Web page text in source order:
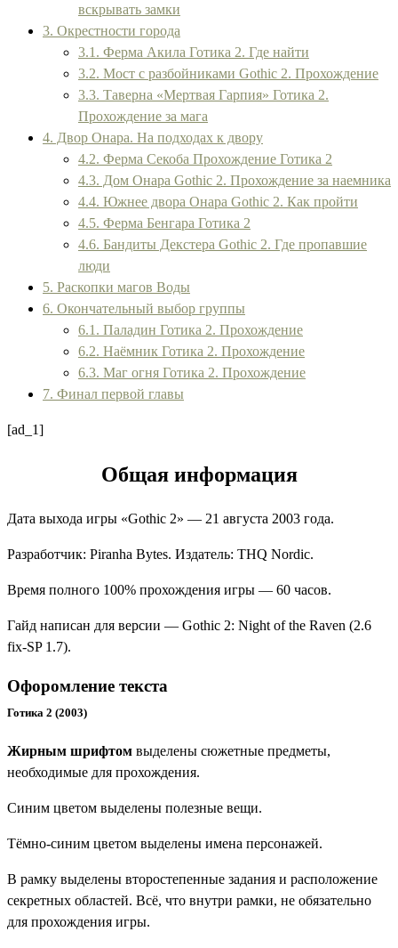
вскрывать замки
3. Окрестности города
3.1. Ферма Акила Готика 2. Где найти
3.2. Мост с разбойниками Gothic 2. Прохождение
3.3. Таверна «Мертвая Гарпия» Готика 2.
Прохождение за мага
4. Двор Онара. На подходах к двору
4.2. Ферма Секоба Прохождение Готика 2
4.3. Дом Онара Gothic 2. Прохождение за наемника
4.4. Южнее двора Онара Gothic 2. Как пройти
4.5. Ферма Бенгара Готика 2
4.6. Бандиты Декстера Gothic 2. Где пропавшие
люди
5. Раскопки магов Воды
6. Окончательный выбор группы
6.1. Паладин Готика 2. Прохождение
6.2. Наёмник Готика 2. Прохождение
6.3. Маг огня Готика 2. Прохождение
7. Финал первой главы
[ad_1]
Общая информация
Дата выхода игры «Gothic 2» — 21 августа 2003 года.
Разработчик: Piranha Bytes. Издатель: THQ Nordic.
Время полного 100% прохождения игры — 60 часов.
Гайд написан для версии — Gothic 2: Night of the Raven (2.6
fix-SP 1.7).
Офоромление текста
Готика 2 (2003)
Жирным шрифтом выделены сюжетные предметы,
необходимые для прохождения.
Синим цветом выделены полезные вещи.
Тёмно-синим цветом выделены имена персонажей.
В рамку выделены второстепенные задания и расположение
секретных областей. Всё, что внутри рамки, не обязательно
для прохождения игры.